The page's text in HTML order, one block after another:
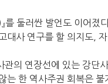
를 둘러싼 발언도 이어졌
대사 연구를 할 의지도,
의 연장선에 있는 강단
한 역사주권 회복은 불